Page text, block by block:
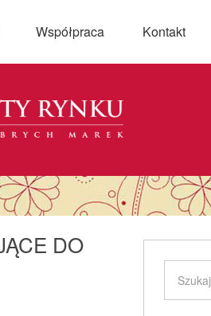
Współpraca Kontakt
DO